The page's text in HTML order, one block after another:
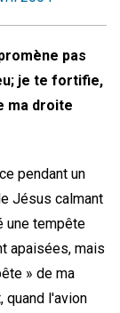
pas
je te fortifie,
ma droite
pendant un
Jésus calmant
une tempête
apaisées, mais
» de ma
quand l'avion